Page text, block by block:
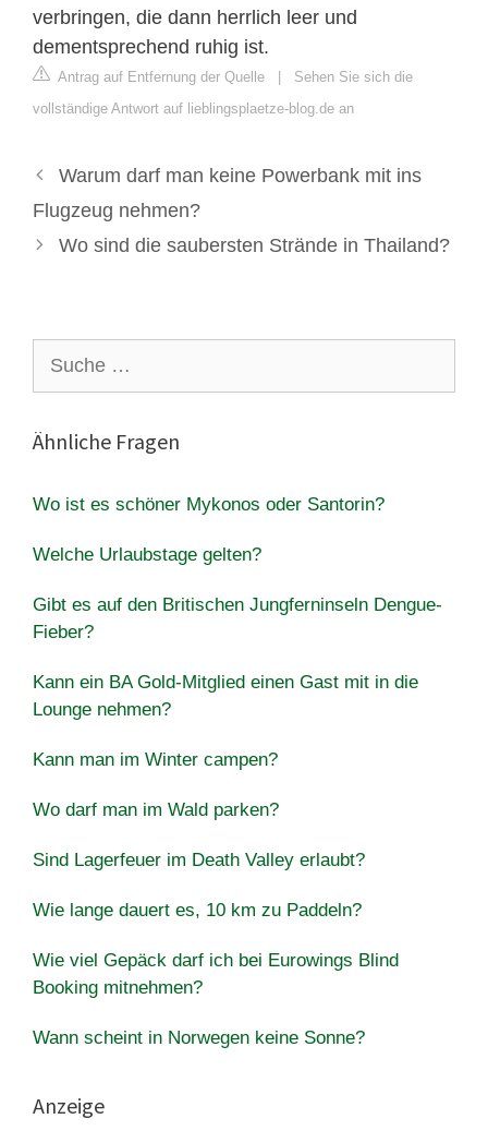
verbringen, die dann herrlich leer und
dementsprechend ruhig ist.
Antrag auf Entfernung der Quelle | Sehen Sie sich die
vollständige Antwort auf lieblingsplaetze-blog.de an
Warum darf man keine Powerbank mit ins
Flugzeug nehmen?
Wo sind die saubersten Strände in Thailand?
nach:
Ähnliche Fragen
Wo ist es schöner Mykonos oder Santorin?
Welche Urlaubstage gelten?
Gibt es auf den Britischen Jungferninseln Dengue-
Fieber?
Kann ein BA Gold-Mitglied einen Gast mit in die
Lounge nehmen?
Kann man im Winter campen?
Wo darf man im Wald parken?
Sind Lagerfeuer im Death Valley erlaubt?
Wie lange dauert es, 10 km zu Paddeln?
Wie viel Gepäck darf ich bei Eurowings Blind
Booking mitnehmen?
Wann scheint in Norwegen keine Sonne?
Anzeige